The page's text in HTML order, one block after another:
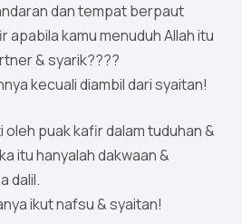
dan tempat berpaut
apabila kamu menuduh Allah itu
& syarik????
kecuali diambil dari syaitan!
oleh puak kafir dalam tuduhan &
itu hanyalah dakwaan &
dalil.
ikut nafsu & syaitan!